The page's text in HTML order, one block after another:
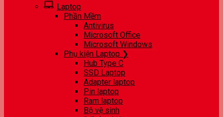
Laptop
Phần Mềm
Antivirus
Microsoft Office
Microsoft Windows
Phụ kiện Laptop ❯
Hub Type C
SSD Laptop
Adapter laptop
Pin laptop
Ram laptop
Bộ vệ sinh